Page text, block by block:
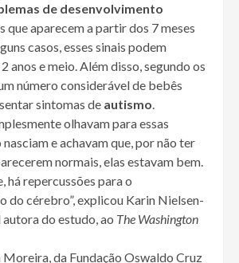
de desenvolvimento
que aparecem a partir dos 7 meses
casos, esses sinais podem
anos e meio. Além disso, segundo os
número considerável de bebês
sintomas de autismo.
olhavam para essas
e achavam que, por não ter
normais, elas estavam bem.
há repercussões para o
do cérebro”, explicou Karin Nielsen-
do estudo, ao The Washington
da Fundação Oswaldo Cruz